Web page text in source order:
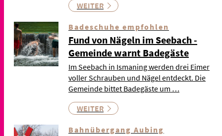
WEITER
Badeschuhe empfohlen
Fund von Nägeln im Seebach -
Gemeinde warnt Badegäste
Im Seebach in Ismaning werden drei Eimer
voller Schrauben und Nägel entdeckt. Die
Gemeinde bittet Badegäste um …
WEITER
Bahnübergang Aubing